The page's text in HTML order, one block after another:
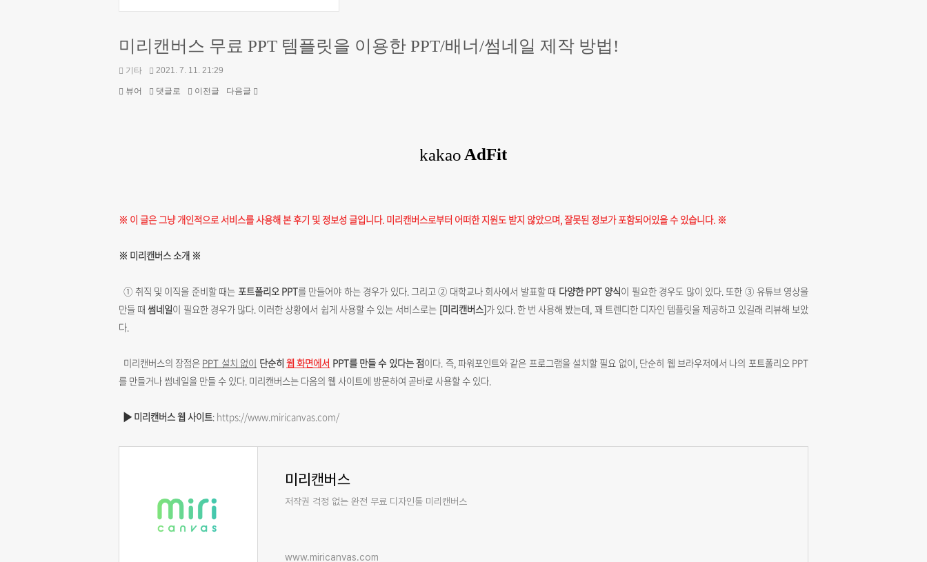
미리캔버스 무료 PPT 템플릿을 이용한 PPT/배너/썸네일 제작 방법!
기타 2021. 7. 11. 21:29
뷰어 댓글로 이전글 다음글
※ 이 글은 그냥 개인적으로 서비스를 사용해 본 후기 및 정보성 글입니다. 미리캔버스로부터 어떠한 지원도 받지 않았으며, 잘못된 정보가 포함되어있을 수 있습니다. ※
※ 미리캔버스 소개 ※
① 취직 및 이직을 준비할 때는 포트폴리오 PPT를 만들어야 하는 경우가 있다. 그리고 ② 대학교나 회사에서 발표할 때 다양한 PPT 양식이 필요한 경우도 많이 있다. 또한 ③ 유튜브 영상을
만들 때썸네일이 필요한 경우가 많다. 이러한 상황에서 쉽게 사용할 수 있는 서비스로는 [미리캔버스]가 있다. 한 번 사용해 봤는데, 꽤 트렌디한 디자인 템플릿을 제공하고 있길래 리뷰해 보았
다.
미리캔버스의 장점은 PPT 설치 없이 단순히 웹 화면에서 PPT를 만들 수 있다는 점이다. 즉, 파워포인트와 같은 프로그램을 설치할 필요 없이, 단순히 웹 브라우저에서 나의 포트폴리오 PPT
를 만들거나 썸네일을 만들 수 있다. 미리캔버스는 다음의 웹 사이트에 방문하여 곧바로 사용할 수 있다.
▶ 미리캔버스 웹 사이트: https://www.miricanvas.com/
미리캔버스
저작권 걱정 없는 완전 무료 디자인툴 미리캔버스
www.miricanvas.com